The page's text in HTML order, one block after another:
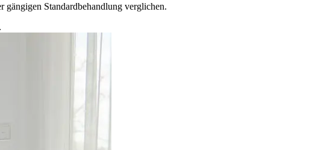
Standardbehandlung verglichen.